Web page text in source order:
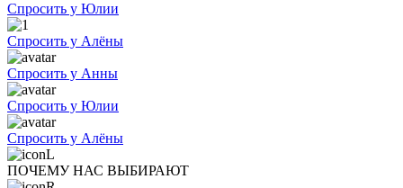
Спросить у Юлии
Спросить у Алёны
Спросить у Анны
Спросить у Юлии
Спросить у Алёны
ПОЧЕМУ НАС ВЫБИРАЮТ